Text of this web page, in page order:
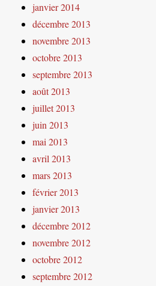
janvier 2014
décembre 2013
novembre 2013
octobre 2013
septembre 2013
août 2013
juillet 2013
juin 2013
mai 2013
avril 2013
mars 2013
février 2013
janvier 2013
décembre 2012
novembre 2012
octobre 2012
septembre 2012